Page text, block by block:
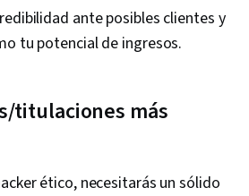
ante posibles clientes y
tu potencial de ingresos.
titulaciones más
ético, necesitarás un sólido